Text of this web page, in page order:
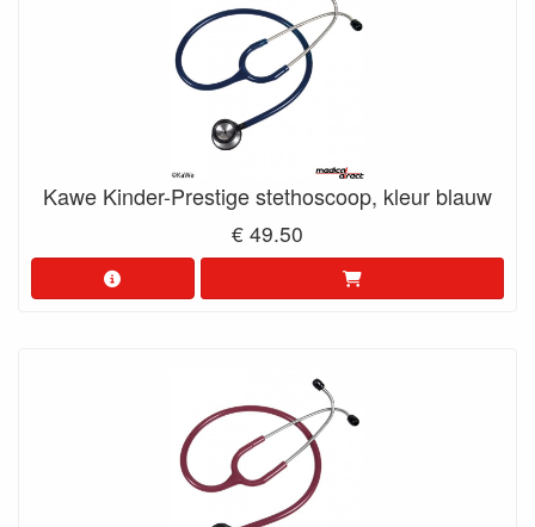
Kawe Kinder-Prestige stethoscoop, kleur blauw
€ 49.50